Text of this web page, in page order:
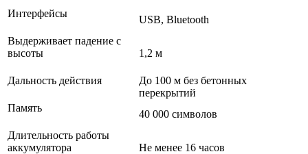
Интерфейсы
USB, Bluetooth
Выдерживает падение с
высоты
1,2 м
Дальность действия
До 100 м без бетонных
перекрытий
Память
40 000 символов
Длительность работы
аккумулятора
Не менее 16 часов